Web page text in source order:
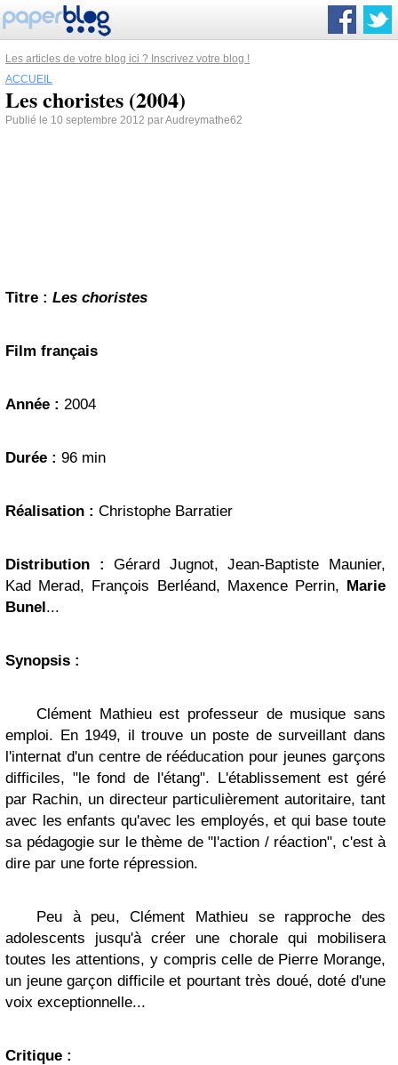
Les articles de votre blog ici ? Inscrivez votre blog !
ACCUEIL
Les choristes (2004)
Publié le 10 septembre 2012 par Audreymathe62
Titre : Les choristes
Film français
Année : 2004
Durée : 96 min
Réalisation : Christophe Barratier
Distribution :
Gérard Jugnot, Jean-Baptiste Maunier,
Kad Merad, François Berléand, Maxence Perrin, Marie
Bunel...
Synopsis :
Clément Mathieu est professeur de musique sans
emploi. En 1949, il trouve un poste de surveillant dans
l'internat d'un centre de rééducation pour jeunes garçons
difficiles, "le fond de l'étang". L'établissement est géré
par Rachin, un directeur particulièrement autoritaire, tant
avec les enfants qu'avec les employés, et qui base toute
sa pédagogie sur le thème de "l'action / réaction", c'est à
dire par une forte répression.
Peu à peu, Clément Mathieu se rapproche des
adolescents jusqu'à créer une chorale qui mobilisera
toutes les attentions, y compris celle de Pierre Morange,
un jeune garçon difficile et pourtant très doué, doté d'une
voix exceptionnelle...
Critique :